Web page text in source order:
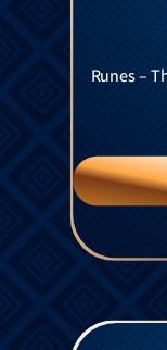
Runes –